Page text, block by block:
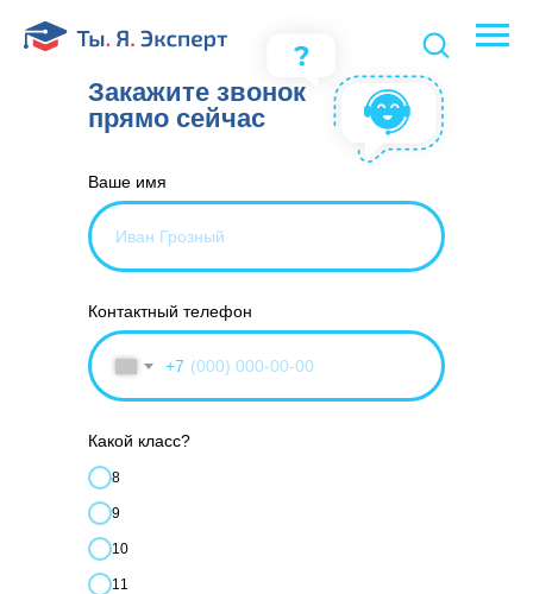
Ваше имя
Контактный телефон
+7
Какой класс?
8
9
10
11
Закажите звонок
прямо сейчас